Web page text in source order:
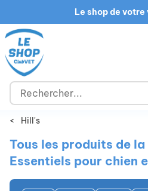
Le shop de
< Hill's
Tous les produits de la
Essentiels pour chien